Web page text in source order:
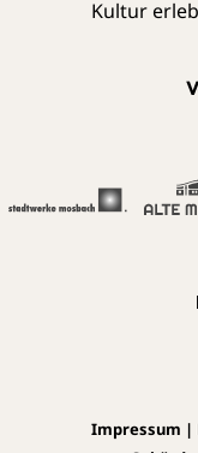
Impressum |